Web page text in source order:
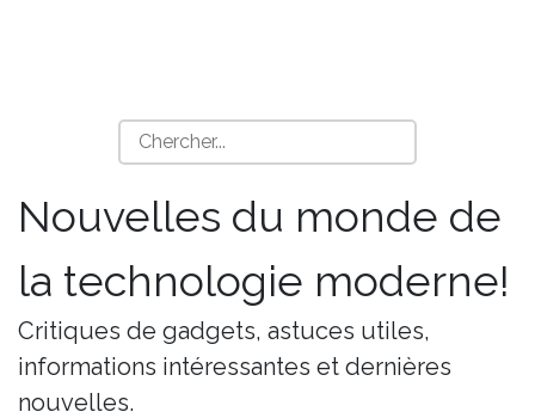
Nouvelles du monde de
la technologie moderne!
Critiques de gadgets, astuces utiles,
informations intéressantes et dernières
nouvelles.